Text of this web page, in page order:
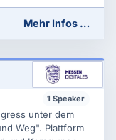
Akademisch
Mehr Infos …
1 Speaker
unter dem
Weg". Plattform